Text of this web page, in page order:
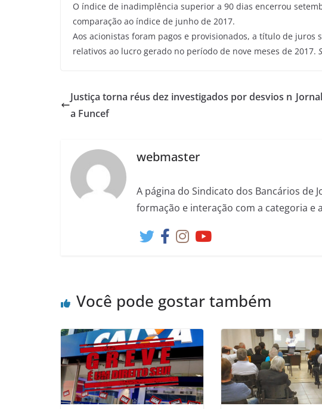
O índice de inadimplência superior a 90 dias encerrou
comparação ao índice de junho de 2017.
Aos acionistas foram pagos e provisionados, a título de juros
relativos ao lucro gerado no período de nove meses de 2017.
Justiça torna réus dez investigados por desvios n
a Funcef
webmaster
A página do Sindicato dos Bancários de
formação e interação com a categoria e
Você pode gostar também